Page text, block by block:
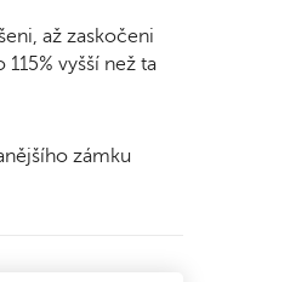
až zaskočeni
vyšší než ta
zámku